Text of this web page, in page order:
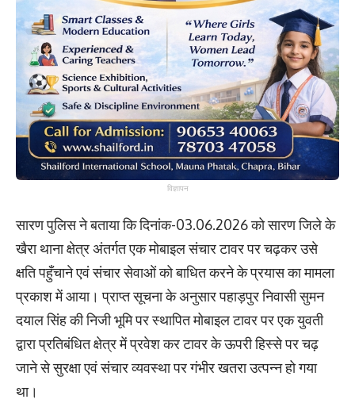
विज्ञापन
सारण पुलिस ने बताया कि दिनांक-03.06.2026 को सारण जिले के
खैरा थाना क्षेत्र अंतर्गत एक मोबाइल संचार टावर पर चढ़कर उसे
क्षति पहुँचाने एवं संचार सेवाओं को बाधित करने के प्रयास का मामला
प्रकाश में आया। प्राप्त सूचना के अनुसार पहाड़पुर निवासी सुमन
दयाल सिंह की निजी भूमि पर स्थापित मोबाइल टावर पर एक युवती
द्वारा प्रतिबंधित क्षेत्र में प्रवेश कर टावर के ऊपरी हिस्से पर चढ़
जाने से सुरक्षा एवं संचार व्यवस्था पर गंभीर खतरा उत्पन्न हो गया
था।